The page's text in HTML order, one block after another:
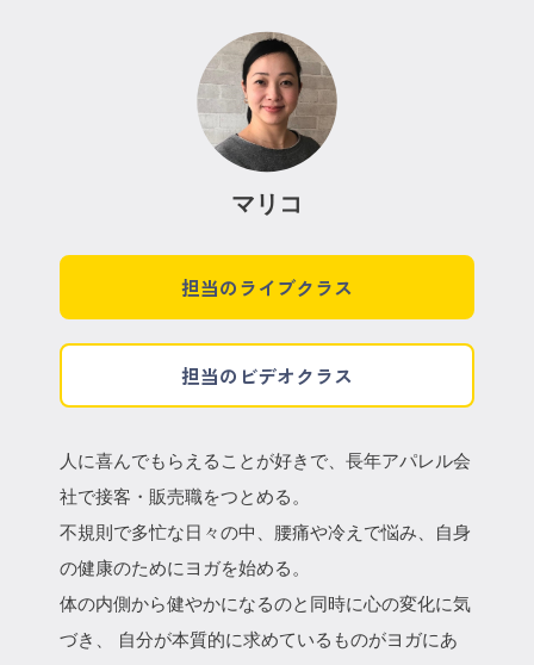
マリコ
担当のライブクラス
担当のビデオクラス
人に喜んでもらえることが好きで、長年アパレル会
社で接客・販売職をつとめる。
不規則で多忙な日々の中、腰痛や冷えで悩み、自身
の健康のためにヨガを始める。
体の内側から健やかになるのと同時に心の変化に気
づき、 自分が本質的に求めているものがヨガにあ